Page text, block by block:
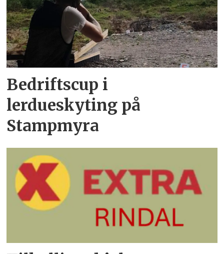
Bedriftscup i
lerdueskyting på
Stampmyra